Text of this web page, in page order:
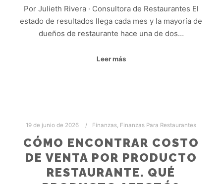
Por Julieth Rivera · Consultora de Restaurantes El
estado de resultados llega cada mes y la mayoría de
dueños de restaurante hace una de dos…
Leer más
19 de junio de 2026 Finanzas Finanzas Para Restaurantes
CÓMO ENCONTRAR COSTO
DE VENTA POR PRODUCTO
RESTAURANTE. QUÉ